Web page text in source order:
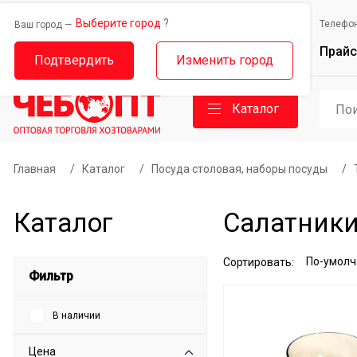
Ваш город — Выберите город ?
Подтвердить Изменить город
Ваш город — Выберите город
Каталог
Главная / Каталог / Посуда столовая, наборы посуды /
Каталог
Фильтр
В наличии
Цена
Сортировать: